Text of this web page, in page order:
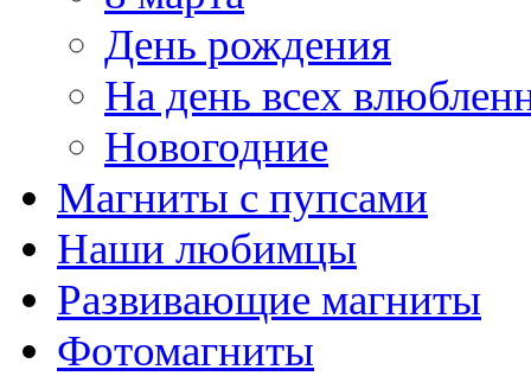
День рождения
На день всех
Новогодние
Магниты с пупсами
Наши любимцы
Развивающие магниты
Фотомагниты